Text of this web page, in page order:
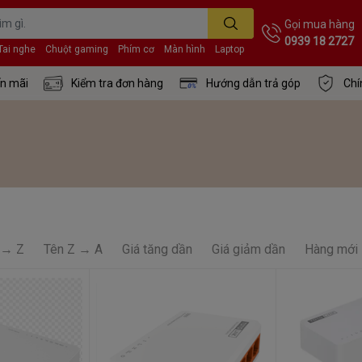
nghe Chuột gaming Phím cơ Màn hình Laptop
Gọi mua hàng
0939 18 2727
mãi Kiểm tra đơn hàng Hướng dẫn trả góp
→ Z Tên Z → A Giá tăng dần Giá giảm dần Hàng mới